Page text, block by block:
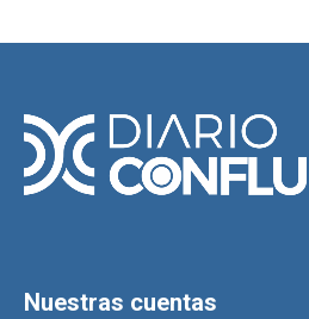
Nuestras cuentas